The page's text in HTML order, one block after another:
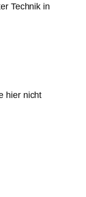
Technik in
hier nicht